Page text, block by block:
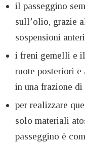
il passeggino
sull’olio, grazie
sospensioni
i freni gemelli e
ruote posteriori e
in una frazione di
per realizzare
solo materiali
passeggino è